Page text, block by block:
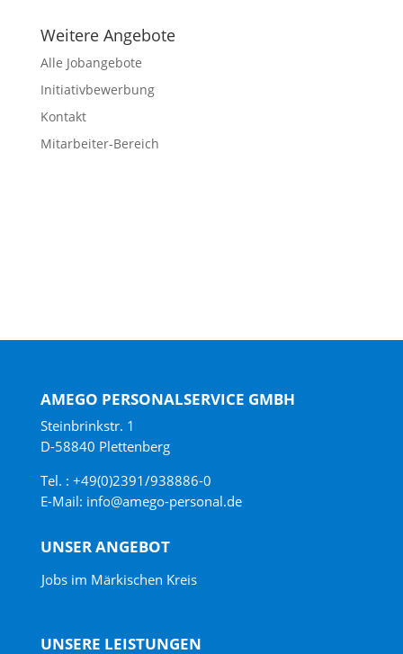
Weitere Angebote
Alle Jobangebote
Initiativbewerbung
Kontakt
Mitarbeiter-Bereich
AMEGO PERSONALSERVICE GMBH
Steinbrinkstr. 1
D-58840 Plettenberg
Tel. : +49(0)2391/938886-0
E-Mail: info@amego-personal.de
UNSER ANGEBOT
Jobs im Märkischen Kreis
UNSERE LEISTUNGEN